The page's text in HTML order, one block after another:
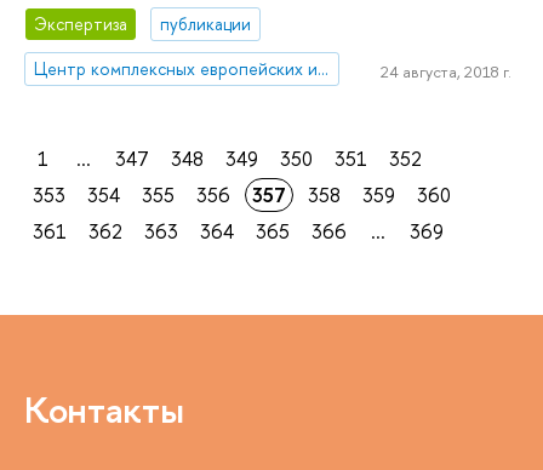
Экспертиза
публикации
Центр комплексных европейских и международных исследований (ЦКЕМИ)
24 августа, 2018 г.
1 ... 347 348 349 350 351
352
353
354 355 356 357 358 359
360
361
362 363 364 365 366 ... 369
Контакты